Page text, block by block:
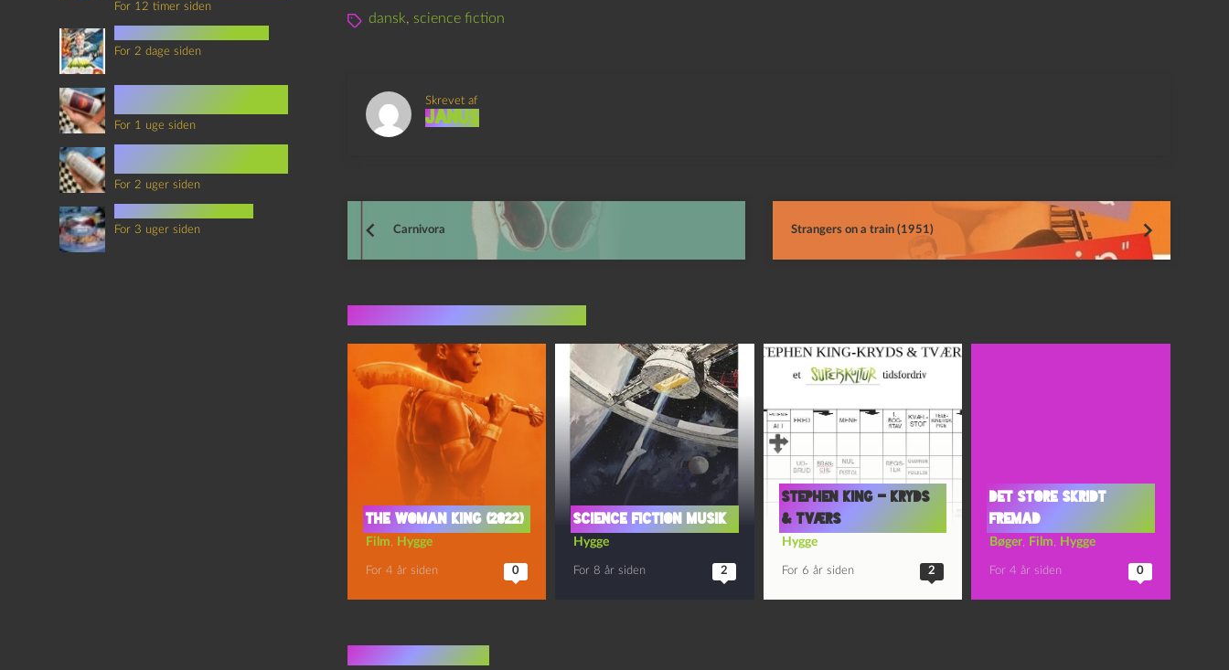
dansk, science fiction
Skrevet af
Janus
Carnivora Strangers on a train (1951)
The woman king (2022)
Film, Hygge
For 4 år siden 0
Science fiction musik
Hygge
For 8 år siden 2
Stephen King – kryds
& tværs
Hygge
For 6 år siden 2
Det Store Skridt
Fremad
Bøger, Film, Hygge
For 4 år siden 0
4 kommentarer
For 12 timer siden
For 2 dage siden
For 1 uge siden
For 2 uger siden
For 3 uger siden